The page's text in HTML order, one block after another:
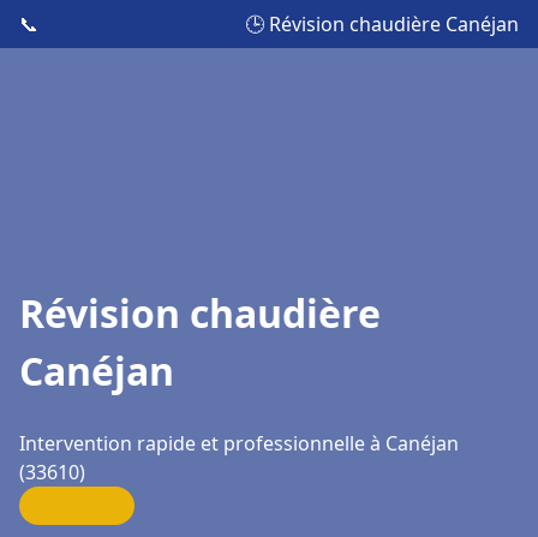
📞 🕒 Révision chaudière Canéjan
Révision chaudière
Canéjan
Intervention rapide et professionnelle à Canéjan
(33610)